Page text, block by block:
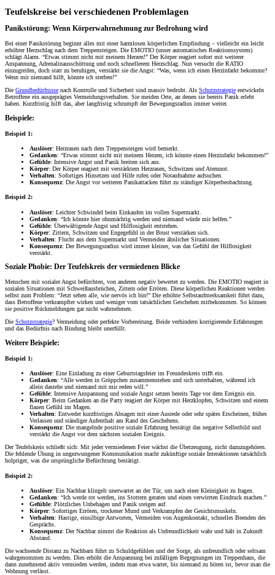
Teufelskreise bei verschiedenen Problemlagen
Panikstörung: Wenn Körperwahrnehmung zur Bedrohung wird
Bei einer Panikstörung beginnt alles mit einer harmlosen körperlichen Empfindung – vielleicht ein leicht
erhöhter Herzschlag nach dem Treppensteigen. Die EMOTIO (unser automatisches Reaktionssystem)
schlägt Alarm. “Etwas stimmt nicht mit meinem Herzen!” Der Körper reagiert sofort mit weiterer
Anspannung, Adrenalinausschüttung und noch schnellerem Herzschlag. Nun versucht die RATIO
einzugreifen, doch statt zu beruhigen, verstärkt sie die Angst: “Was, wenn ich einen Herzinfarkt bekomme?
Wenn mir niemand hilft, könnte ich sterben!”
Die Grundbedürfnisse nach Kontrolle und Sicherheit sind massiv bedroht. Als Schutzstrategie entwickeln
Betroffene ein ausgeprägtes Vermeidungsverhalten. Sie meiden Orte, an denen sie bereits Panik erlebt
haben. Kurzfristig hilft das, aber langfristig schrumpft der Bewegungsradius immer weiter.
Beispiele:
Beispiel 1:
Auslöser: Herzrasen nach dem Treppensteigen wird bemerkt.
Gedanken: “Etwas stimmt nicht mit meinem Herzen, ich könnte einen Herzinfarkt bekommen!”
Gefühle: Intensive Angst und Panik breiten sich aus.
Körper: Der Körper reagiert mit verstärktem Herzrasen, Schwitzen und Atemnot.
Verhalten: Sofortiges Hinsetzen und Hilfe rufen oder Notaufnahme aufsuchen.
Konsequenz: Die Angst vor weiteren Panikattacken führt zu ständiger Körperbeobachtung.
Beispiel 2:
Auslöser: Leichter Schwindel beim Einkaufen im vollen Supermarkt.
Gedanken: “Ich könnte hier ohnmächtig werden und niemand würde mir helfen.”
Gefühle: Überwältigende Angst und Hilflosigkeit entstehen.
Körper: Zittern, Schwitzen und Engegefühl in der Brust verstärken sich.
Verhalten: Flucht aus dem Supermarkt und Vermeiden ähnlicher Situationen.
Konsequenz: Der Bewegungsradius wird immer kleiner, was das Gefühl der Hilflosigkeit
verstärkt.
Soziale Phobie: Der Teufelskreis der vermiedenen Blicke
Menschen mit sozialer Angst befürchten, von anderen negativ bewertet zu werden. Die EMOTIO reagiert in
sozialen Situationen mit Schweißausbrüchen, Zittern oder Erröten. Diese körperlichen Reaktionen werden
selbst zum Problem: “Jetzt sehen alle, wie nervös ich bin!” Die erhöhte Selbstaufmerksamkeit führt dazu,
dass Betroffene verkrampfter wirken und weniger vom tatsächlichen Geschehen mitbekommen. So können
sie positive Rückmeldungen gar nicht wahrnehmen.
Die Schutzstrategie? Vermeidung oder perfekte Vorbereitung. Beide verhindern korrigierende Erfahrungen
und das Bedürfnis nach Bindung bleibt unerfüllt.
Weitere Beispiele:
Beispiel 1:
Auslöser: Eine Einladung zu einer Geburtstagsfeier im Freundeskreis trifft ein.
Gedanken: “Alle werden in Grüppchen zusammenstehen und sich unterhalten, während ich
allein dastehe und niemand mit mir reden will.”
Gefühle: Intensive Anspannung und soziale Angst setzen bereits Tage vor dem Ereignis ein.
Körper: Beim Gedanken an die Party reagiert der Körper mit Herzklopfen, Schwitzen und einem
flauen Gefühl im Magen.
Verhalten: Entweder kurzfristiges Absagen mit einer Ausrede oder sehr spätes Erscheinen, frühes
Verlassen und ständiger Aufenthalt am Rand des Geschehens.
Konsequenz: Die mangelnde positive soziale Erfahrung bestätigt das negative Selbstbild und
verstärkt die Angst vor dem nächsten sozialen Ereignis.
Der Teufelskreis schließt sich: Mit jeder vermiedenen Feier wächst die Überzeugung, nicht dazuzugehören.
Die fehlende Übung in ungezwungener Kommunikation macht zukünftige soziale Interaktionen tatsächlich
holpriger, was die ursprüngliche Befürchtung bestätigt.
Beispiel 2:
Auslöser: Ein Nachbar klingelt unerwartet an der Tür, um nach einer Kleinigkeit zu fragen.
Gedanken: “Ich werde rot werden, ins Stottern geraten und einen verwirrten Eindruck machen.”
Gefühle: Plötzliches Unbehagen und Panik steigen auf.
Körper: Sofortiges Erröten, trockener Mund und Verkrampfen der Gesichtsmuskeln.
Verhalten: Hastige, einsilbige Antworten, Vermeiden von Augenkontakt, schnelles Beenden des
Gesprächs.
Konsequenz: Der Nachbar nimmt die Reaktion als Unfreundlichkeit wahr und hält in Zukunft
Abstand.
Die wachsende Distanz zu Nachbarn führt zu Schuldgefühlen und der Sorge, als unfreundlich oder seltsam
wahrgenommen zu werden. Dies erhöht die Anspannung bei zufälligen Begegnungen im Treppenhaus, die
dann zunehmend aktiv vermieden werden, indem man etwa wartet, bis niemand zu hören ist, bevor man die
Wohnung verlässt.